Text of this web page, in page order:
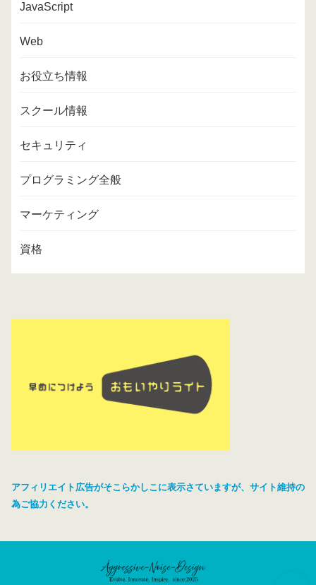
JavaScript
Web
お役立ち情報
スクール情報
セキュリティ
プログラミング全般
マーケティング
資格
アフィリエイト広告がそこらかしこに表示さていますが、サイト維持の
為ご協力ください。